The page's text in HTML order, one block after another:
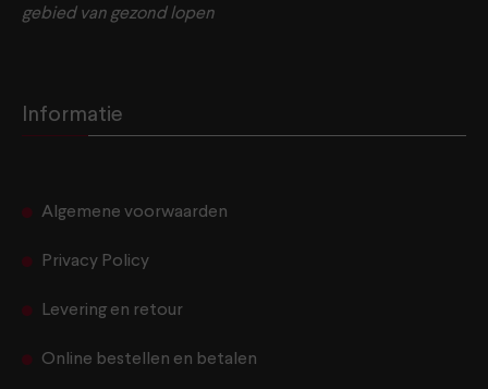
gebied van gezond lopen
Informatie
Algemene voorwaarden
Privacy Policy
Levering en retour
Online bestellen en betalen